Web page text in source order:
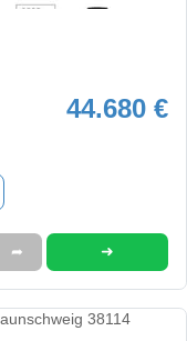
44.680 €
➦ ➜